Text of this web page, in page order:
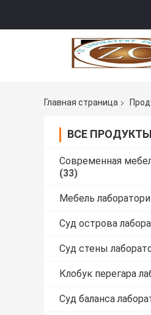
Главная страница
ВСЕ ПРОДУКТЫ
Современная
(33)
Мебель
Суд острова
Суд стены
Клобук перегара
Суд баланса